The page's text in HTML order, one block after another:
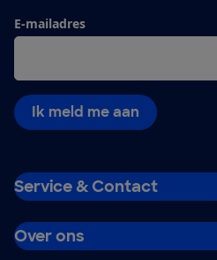
E-mailadres
Ik meld me aan
Service & Contact
Over ons